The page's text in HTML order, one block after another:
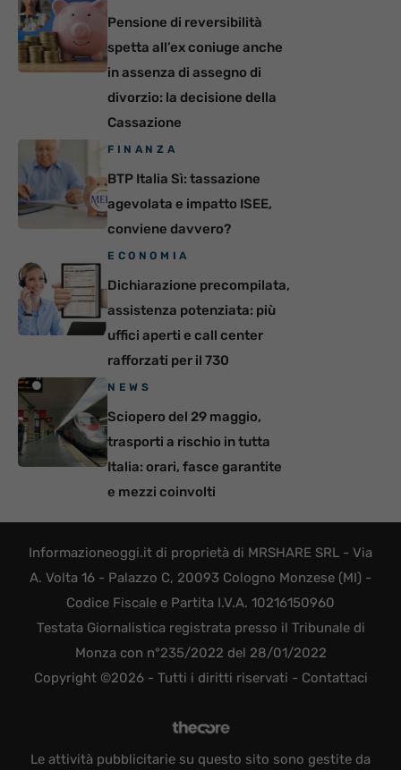
Pensione di reversibilità
spetta all’ex coniuge anche
in assenza di assegno di
divorzio: la decisione della
Cassazione
FINANZA
BTP Italia Sì: tassazione
agevolata e impatto ISEE,
conviene davvero?
ECONOMIA
Dichiarazione precompilata,
assistenza potenziata: più
uffici aperti e call center
rafforzati per il 730
NEWS
Sciopero del 29 maggio,
trasporti a rischio in tutta
Italia: orari, fasce garantite
e mezzi coinvolti
Informazioneoggi.it di proprietà di MRSHARE SRL - Via
A. Volta 16 - Palazzo C, 20093 Cologno Monzese (MI) -
Codice Fiscale e Partita I.V.A. 10216150960
Testata Giornalistica registrata presso il Tribunale di
Monza con n°235/2022 del 28/01/2022
Copyright ©2026 - Tutti i diritti riservati - Contattaci
Le attività pubblicitarie su questo sito sono gestite da